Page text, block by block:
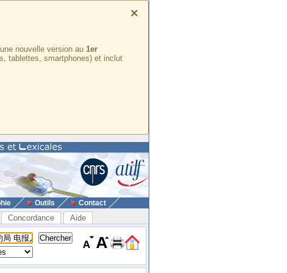
×
nouvelle version au 1er
tablettes, smartphones) et inclut
Outils Contact
Concordance Aide